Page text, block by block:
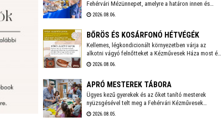
Fehérvári Mézünnepet, amelyre a határon innen és
túlról is érkeznek mézlovagrendek: a látványos
lesz mézvásár, mézkóstolás is különlegességekkel.
2026.08.06.
BŐRÖS ÉS KOSÁRFONÓ HÉTVÉGÉK
Kellemes, légkondicionált környezetben várja az
alkotni vágyó felnőtteket a Kézművesek Háza most és
a következő hétvégén. Augusztus 7-9-e között bőrös
lehet még jelentkezni.
2026.08.06.
APRÓ MESTEREK TÁBORA
Ügyes kezű gyerekek és az őket tanító mesterek
nyüzsgésével telt meg a Fehérvári Kézművesek
Egyesületének Rác utcai portája. Ezen a héten zajlik a
2026.08.05.